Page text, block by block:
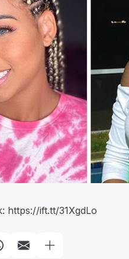
https://ift.tt/31XgdLo